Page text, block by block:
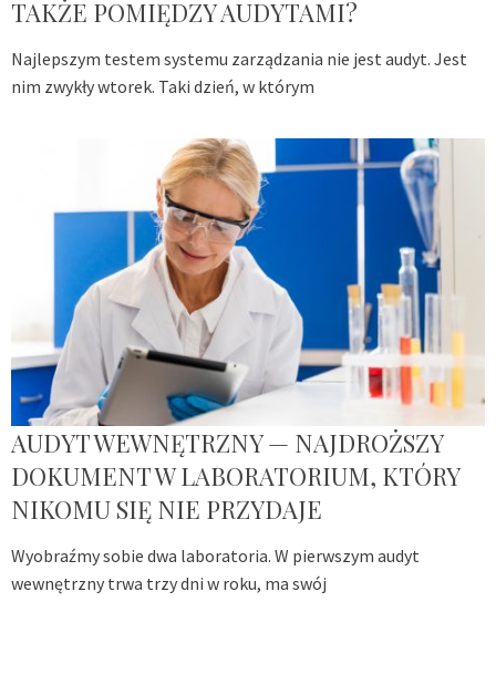
TAKŻE POMIĘDZY AUDYTAMI?
Najlepszym testem systemu zarządzania nie jest audyt. Jest
nim zwykły wtorek. Taki dzień, w którym
AUDYT WEWNĘTRZNY — NAJDROŻSZY
DOKUMENT W LABORATORIUM, KTÓRY
NIKOMU SIĘ NIE PRZYDAJE
Wyobraźmy sobie dwa laboratoria. W pierwszym audyt
wewnętrzny trwa trzy dni w roku, ma swój